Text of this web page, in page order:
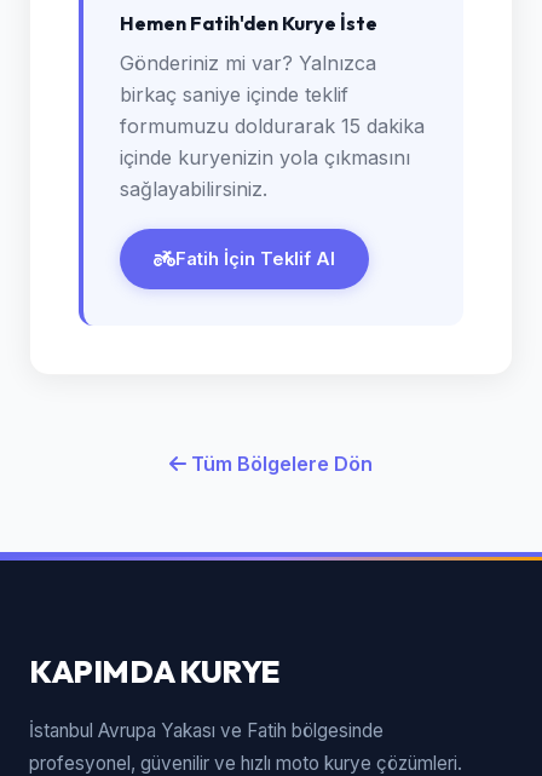
Hemen Fatih'den Kurye İste
Gönderiniz mi var? Yalnızca
birkaç saniye içinde teklif
formumuzu doldurarak 15 dakika
içinde kuryenizin yola çıkmasını
sağlayabilirsiniz.
Fatih İçin Teklif Al
Tüm Bölgelere Dön
KAPIMDA KURYE
İstanbul Avrupa Yakası ve Fatih bölgesinde
profesyonel, güvenilir ve hızlı moto kurye çözümleri.